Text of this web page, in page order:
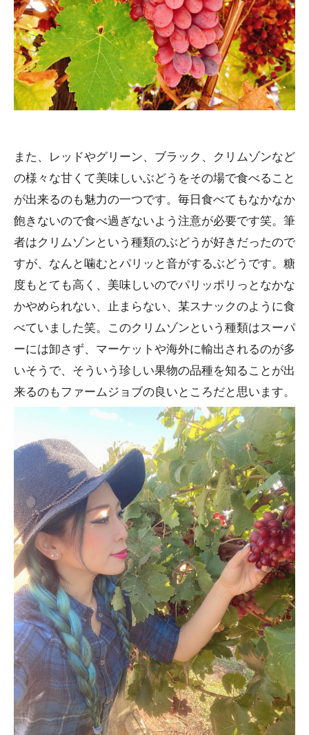
また、レッドやグリーン、ブラック、クリムゾンなど
の様々な甘くて美味しいぶどうをその場で食べること
が出来るのも魅力の一つです。毎日食べてもなかなか
飽きないので食べ過ぎないよう注意が必要です笑。筆
者はクリムゾンという種類のぶどうが好きだったので
すが、なんと噛むとパリッと音がするぶどうです。糖
度もとても高く、美味しいのでパリッポリっとなかな
かやめられない、止まらない、某スナックのように食
べていました笑。このクリムゾンという種類はスーパ
ーには卸さず、マーケットや海外に輸出されるのが多
いそうで、そういう珍しい果物の品種を知ることが出
来るのもファームジョブの良いところだと思います。